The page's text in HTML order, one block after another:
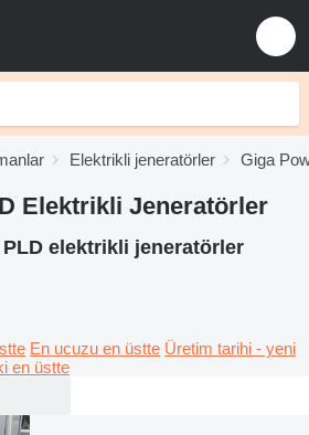
Elektrikli jeneratörler Giga
Elektrikli Jeneratörler
elektrikli jeneratörler
En ucuzu en üstte Üretim tarihi - yeni
en üstte